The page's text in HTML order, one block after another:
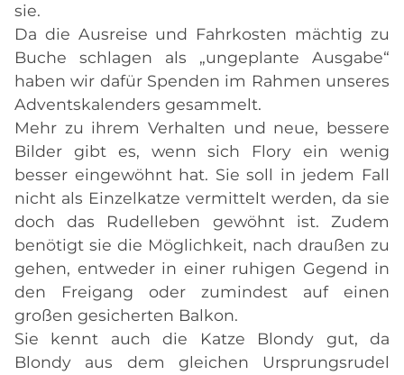
sie.
Da die Ausreise und Fahrkosten mächtig zu
Buche schlagen als „ungeplante Ausgabe“
haben wir dafür Spenden im Rahmen unseres
Adventskalenders gesammelt.
Mehr zu ihrem Verhalten und neue, bessere
Bilder gibt es, wenn sich Flory ein wenig
besser eingewöhnt hat. Sie soll in jedem Fall
nicht als Einzelkatze vermittelt werden, da sie
doch das Rudelleben gewöhnt ist. Zudem
benötigt sie die Möglichkeit, nach draußen zu
gehen, entweder in einer ruhigen Gegend in
den Freigang oder zumindest auf einen
großen gesicherten Balkon.
Sie kennt auch die Katze Blondy gut, da
Blondy aus dem gleichen Ursprungsrudel